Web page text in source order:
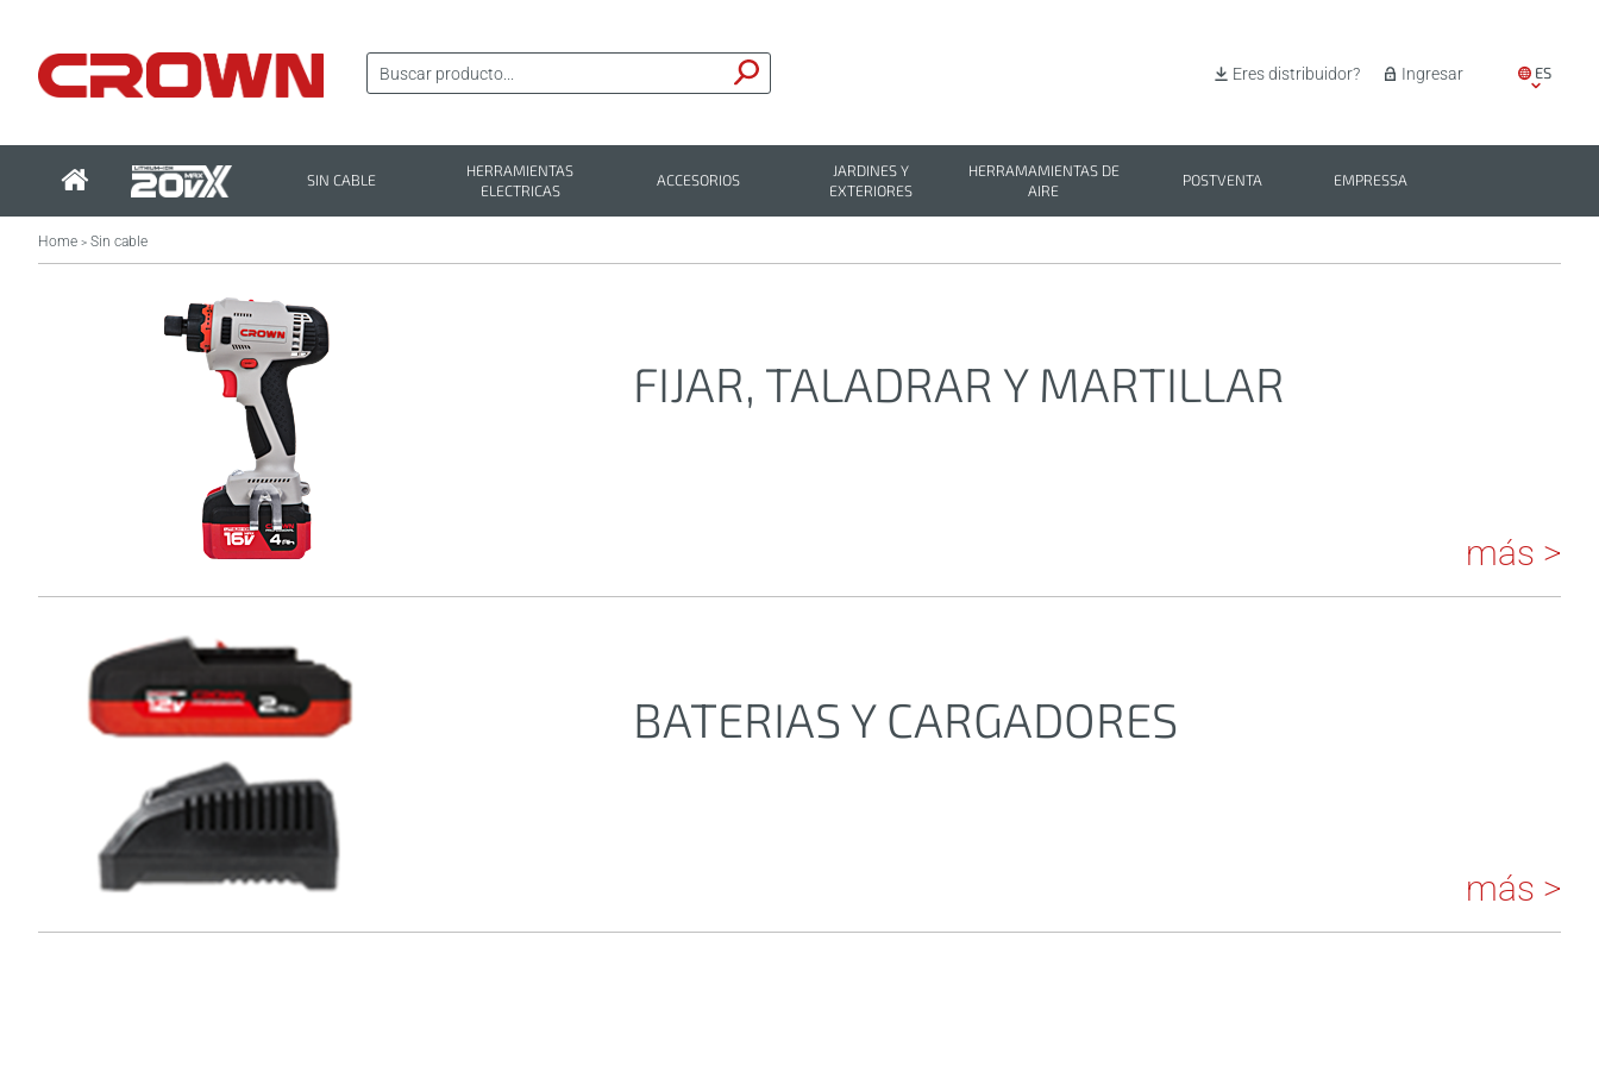
ES
Ingresar
Eres distribuidor?
SIN CABLE
HERRAMIENTAS
ELECTRICAS
ACCESORIOS
JARDINES Y
EXTERIORES
HERRAMAMIENTAS DE
AIRE
POSTVENTA EMPRESSA
Home > Sin cable
FIJAR, TALADRAR Y MARTILLAR
más >
BATERIAS Y CARGADORES
más >